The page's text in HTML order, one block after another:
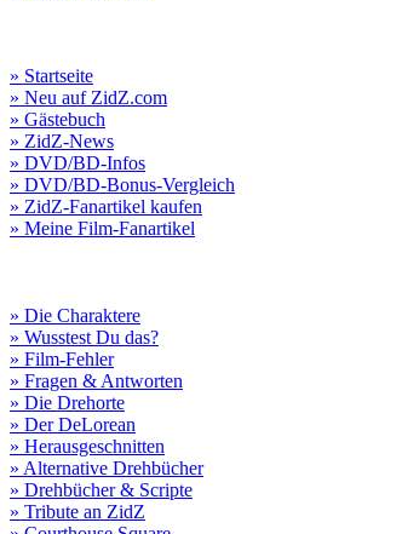
» Startseite
» Neu auf ZidZ.com
» Gästebuch
» ZidZ-News
» DVD/BD-Infos
» DVD/BD-Bonus-Vergleich
» ZidZ-Fanartikel kaufen
» Meine Film-Fanartikel
» Die Charaktere
» Wusstest Du das?
» Film-Fehler
» Fragen & Antworten
» Die Drehorte
» Der DeLorean
» Herausgeschnitten
» Alternative Drehbücher
» Drehbücher & Scripte
» Tribute an ZidZ